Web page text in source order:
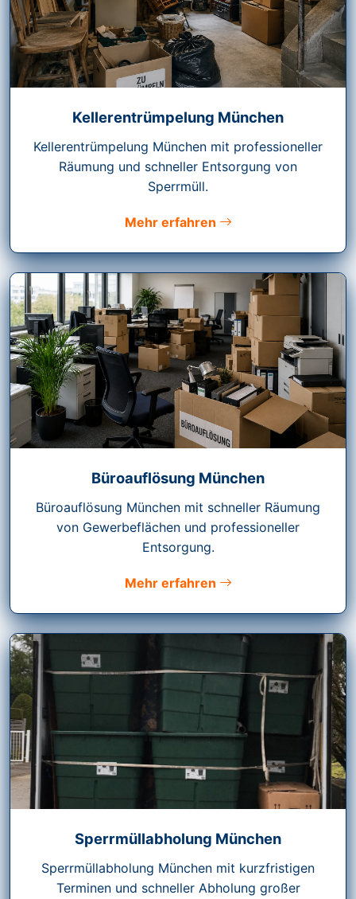
Kellerentrümpelung München
Kellerentrümpelung München mit professioneller
Räumung und schneller Entsorgung von
Sperrmüll.
Mehr erfahren
Büroauflösung München
Büroauflösung München mit schneller Räumung
von Gewerbeflächen und professioneller
Entsorgung.
Mehr erfahren
Sperrmüllabholung München
Sperrmüllabholung München mit kurzfristigen
Terminen und schneller Abholung großer